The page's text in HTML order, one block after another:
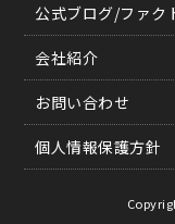
公式ブログ/ファク
会社紹介
お問い合わせ
個人情報保護方針